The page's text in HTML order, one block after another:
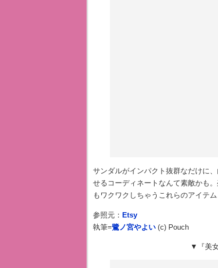
サンダルがインパクト抜群なだけに
せるコーディネートなんて素敵かも
もワクワクしちゃうこれらのアイテ
参照元： Etsy
執筆=鷺ノ宮やよい(c) Pouch
▼『美